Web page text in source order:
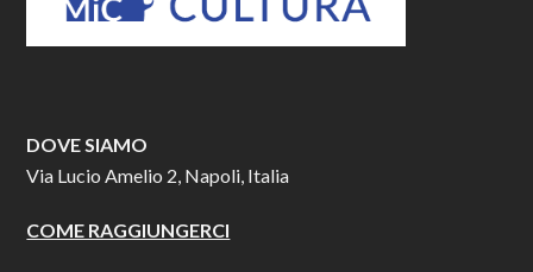
DOVE SIAMO
Via Lucio Amelio 2, Napoli, Italia
COME RAGGIUNGERCI